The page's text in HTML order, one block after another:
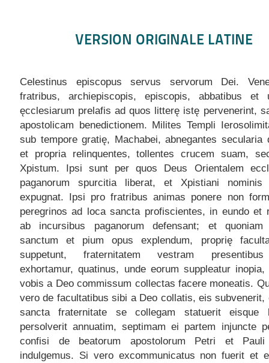
VERSION ORIGINALE LATINE
Celestinus episcopus servus servorum Dei.
fratribus, archiepiscopis, episcopis, abbatibus et
ęcclesiarum prelafis ad quos litterę istę pervenerint,
apostolicam benedictionem. Milites Templi
sub tempore gratię, Machabei, abnegantes secularia
et propria relinquentes, tollentes crucem suam,
Xpistum. Ipsi sunt per quos Deus Orientalem
paganorum spurcitia liberat, et Xpistiani nominis
expugnat. Ipsi pro fratribus animas ponere non
peregrinos ad loca sancta profiscientes, in eundo et
ab incursibus paganorum defensant; et
sanctum et pium opus explendum, proprię
suppetunt, fraternitatem vestram
exhortamur, quatinus, unde eorum suppleatur inopia,
vobis a Deo commissum collectas facere moneatis.
vero de facultatibus sibi a Deo collatis, eis subvenerit,
sancta fraternitate se collegam statuerit eisque
persolverit annuatim, septimam ei partem injuncte
confisi de beatorum apostolorum Petri et Pauli
indulgemus. Si vero excommunicatus non fuerit et